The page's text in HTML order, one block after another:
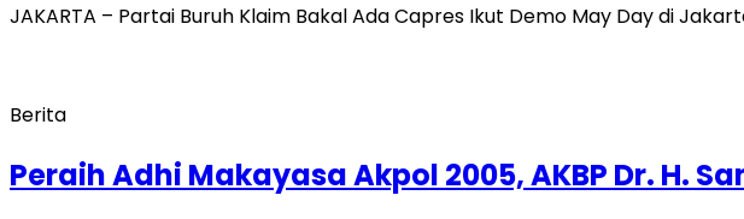
JAKARTA – Partai Buruh Klaim Bakal Ada Capres Ikut Demo May Day di
Berita
Peraih Adhi Makayasa Akpol 2005, AKBP Dr. H.